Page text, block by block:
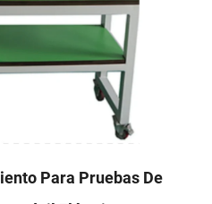
Para Pruebas De